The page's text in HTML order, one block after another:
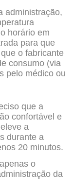
administração,
horário em
para que
o fabricante
consumo (via
pelo médico ou
que a
confortável e
a
durante a
20 minutos.
o
da